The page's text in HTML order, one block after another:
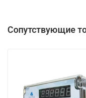
Сопутствующие